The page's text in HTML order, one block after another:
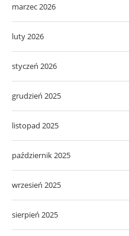
marzec 2026
luty 2026
styczeń 2026
grudzień 2025
listopad 2025
październik 2025
wrzesień 2025
sierpień 2025